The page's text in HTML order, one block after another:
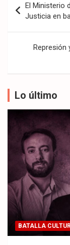
de
entradas
El Ministerio
Justicia en
Represión
Lo último
BATALLA